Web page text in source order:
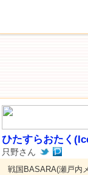
ひたすらおたく
只野さん
戦国BASARA(瀬戸内